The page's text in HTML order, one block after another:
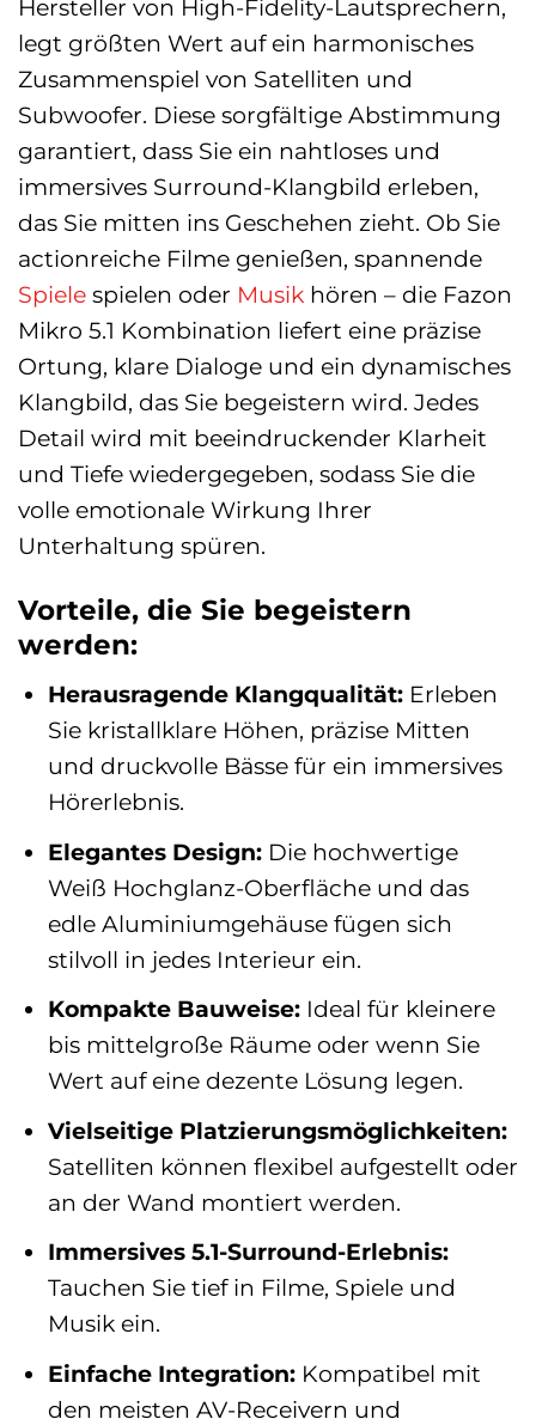
Hersteller von High-Fidelity-Lautsprechern,
legt größten Wert auf ein harmonisches
Zusammenspiel von Satelliten und
Subwoofer. Diese sorgfältige Abstimmung
garantiert, dass Sie ein nahtloses und
immersives Surround-Klangbild erleben,
das Sie mitten ins Geschehen zieht. Ob Sie
actionreiche Filme genießen, spannende
Spiele spielen oder Musik hören – die Fazon
Mikro 5.1 Kombination liefert eine präzise
Ortung, klare Dialoge und ein dynamisches
Klangbild, das Sie begeistern wird. Jedes
Detail wird mit beeindruckender Klarheit
und Tiefe wiedergegeben, sodass Sie die
volle emotionale Wirkung Ihrer
Unterhaltung spüren.
Vorteile, die Sie begeistern
werden:
Herausragende Klangqualität:Erleben
Sie kristallklare Höhen, präzise Mitten
und druckvolle Bässe für ein immersives
Hörerlebnis.
Elegantes Design:Die hochwertige
Weiß Hochglanz-Oberfläche und das
edle Aluminiumgehäuse fügen sich
stilvoll in jedes Interieur ein.
Kompakte Bauweise:Ideal für kleinere
bis mittelgroße Räume oder wenn Sie
Wert auf eine dezente Lösung legen.
Vielseitige Platzierungsmöglichkeiten:
Satelliten können flexibel aufgestellt oder
an der Wand montiert werden.
Immersives 5.1-Surround-Erlebnis:
Tauchen Sie tief in Filme, Spiele und
Musik ein.
Einfache Integration:Kompatibel mit
den meisten AV-Receivern und